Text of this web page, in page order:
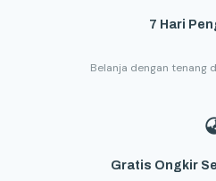
7 Hari
Belanja dengan tenang
Gratis Ongkir